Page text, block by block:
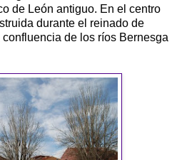
de León antiguo. En el centro
durante el reinado de
de los ríos Bernesga